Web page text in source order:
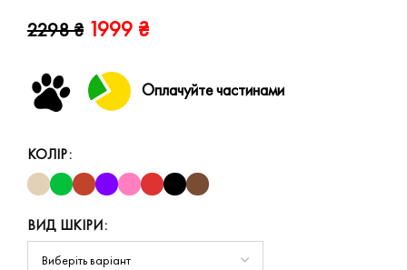
2298₴ 1999 ₴
Оплачуйте частинами
КОЛІР
ВИД ШКІРИ